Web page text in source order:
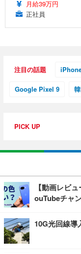
月給39万円
正社員
注目の話題
Google Pixel 9
PICK UP
【動画レビ
ouTubeチャ
10G光回線導